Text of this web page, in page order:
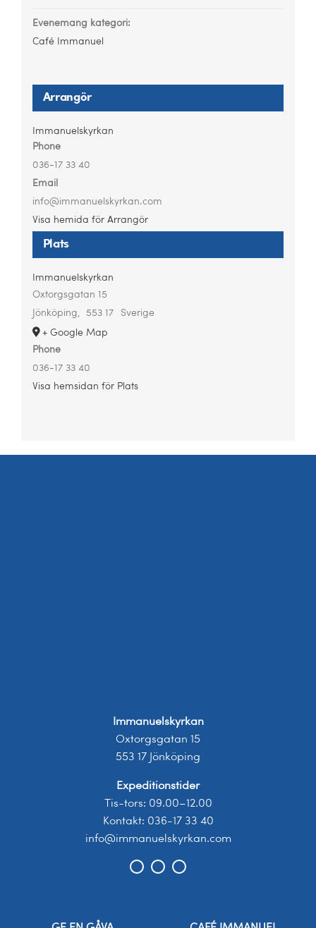
Evenemang kategori:
Café Immanuel
Plats
Immanuelskyrkan
Oxtorgsgatan 15
Jönköping, 553 17
Sverige
+ Google Map
Phone
036-17 33 40
Visa hemsidan för Plats
Arrangör
Immanuelskyrkan
Phone
036-17 33 40
Email
info@immanuelskyrkan.com
Visa hemida för Arrangör
Immanuelskyrkan
Oxtorgsgatan 15
553 17 Jönköping
Expeditionstider
Tis-tors: 09.00–12.00
Kontakt: 036-17 33 40
info@immanuelskyrkan.com